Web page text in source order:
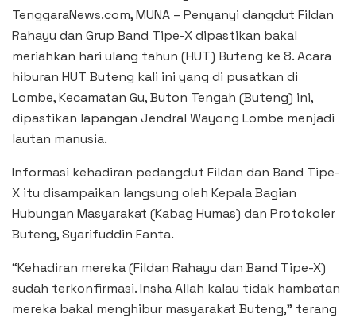
TenggaraNews.com, MUNA – Penyanyi dangdut Fildan
Rahayu dan Grup Band Tipe-X dipastikan bakal
meriahkan hari ulang tahun (HUT) Buteng ke 8. Acara
hiburan HUT Buteng kali ini yang di pusatkan di
Lombe, Kecamatan Gu, Buton Tengah (Buteng) ini,
dipastikan lapangan Jendral Wayong Lombe menjadi
lautan manusia.
Informasi kehadiran pedangdut Fildan dan Band Tipe-
X itu disampaikan langsung oleh Kepala Bagian
Hubungan Masyarakat (Kabag Humas) dan Protokoler
Buteng, Syarifuddin Fanta.
“Kehadiran mereka (Fildan Rahayu dan Band Tipe-X)
sudah terkonfirmasi. Insha Allah kalau tidak hambatan
mereka bakal menghibur masyarakat Buteng,” terang